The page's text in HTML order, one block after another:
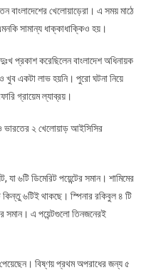
বাংলাদেশের খেলোয়াড়েরা। এ সময় মাঠে
সামান্য ধাক্কাধাক্কিও হয়।
প্রকাশ করেছিলেন বাংলাদেশ অধিনায়ক
খুব একটা লাভ হয়নি। পুরো ঘটনা নিয়ে
গ্রায়েম ল্যাব্রয়।
ও ভারতের ২ খেলোয়াড় আইসিসির
যা ৬টি ডিমেরিট পয়েন্টের সমান। শামিমের
কিন্তু ৬টিই থাকছে। স্পিনার রকিবুল ৪ টি
সমান। এ পয়েন্টগুলো তিনজনেরই
বিষ্ণয় প্রথম অপরাধের জন্য ৫